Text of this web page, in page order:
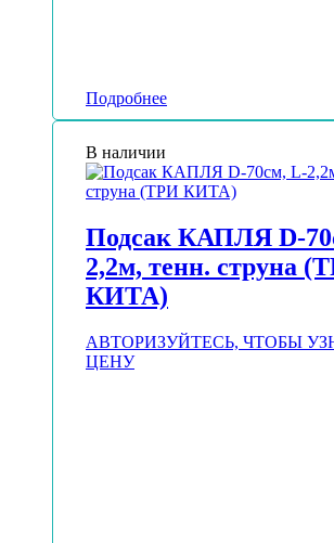
Подробнее
В наличии
Подсак КАПЛЯ D-
2,2м, тенн. струна
КИТА)
АВТОРИЗУЙТЕСЬ, ЧТОБЫ
ЦЕНУ